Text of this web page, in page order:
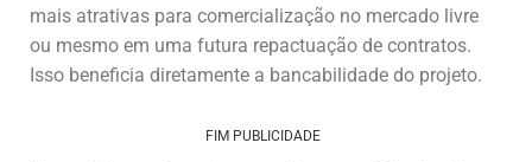
mais atrativas para comercialização no mercado livre
ou mesmo em uma futura repactuação de contratos.
Isso beneficia diretamente a bancabilidade do projeto.
FIM PUBLICIDADE